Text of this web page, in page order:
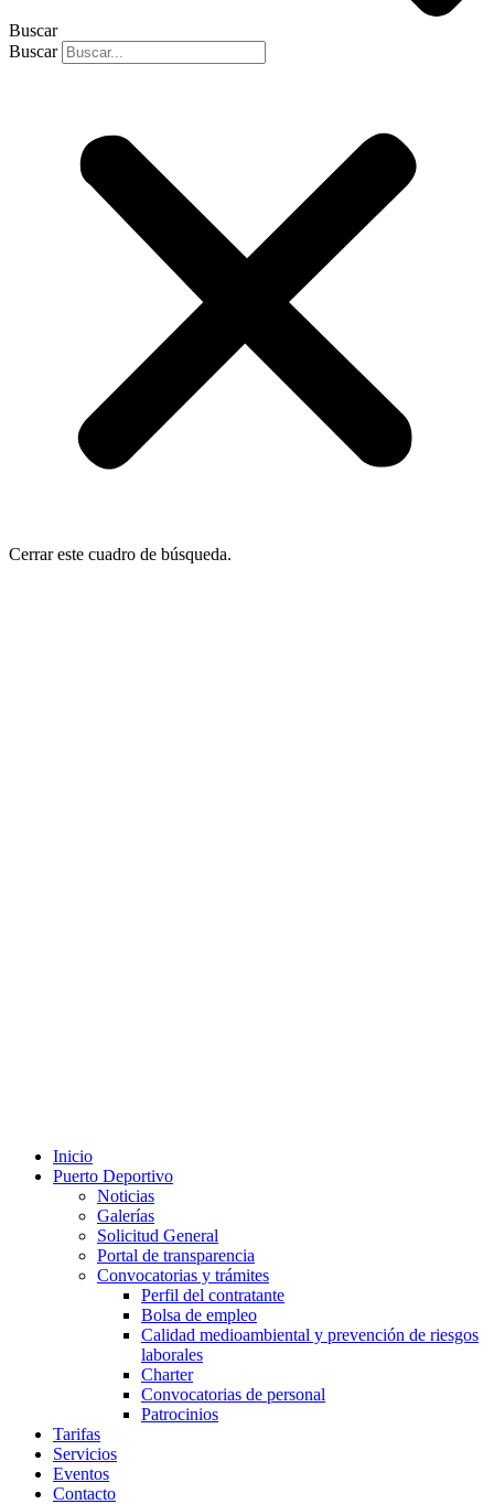
Buscar
Buscar
Cerrar este cuadro de búsqueda.
Inicio
Puerto Deportivo
Noticias
Galerías
Solicitud General
Portal de transparencia
Convocatorias y trámites
Perfil del contratante
Bolsa de empleo
Calidad medioambiental y prevención de riesgos
laborales
Charter
Convocatorias de personal
Patrocinios
Tarifas
Servicios
Eventos
Contacto